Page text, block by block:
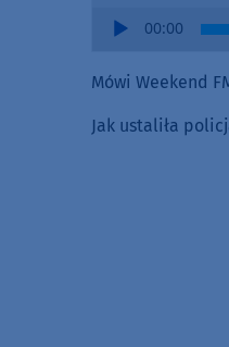
Audio
00:00
Mówi Weekend
Jak ustaliła